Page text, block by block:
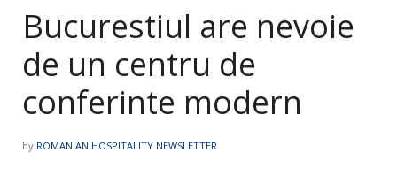
Bucurestiul are nevoie
de un centru de
conferinte modern
by ROMANIAN HOSPITALITY NEWSLETTER